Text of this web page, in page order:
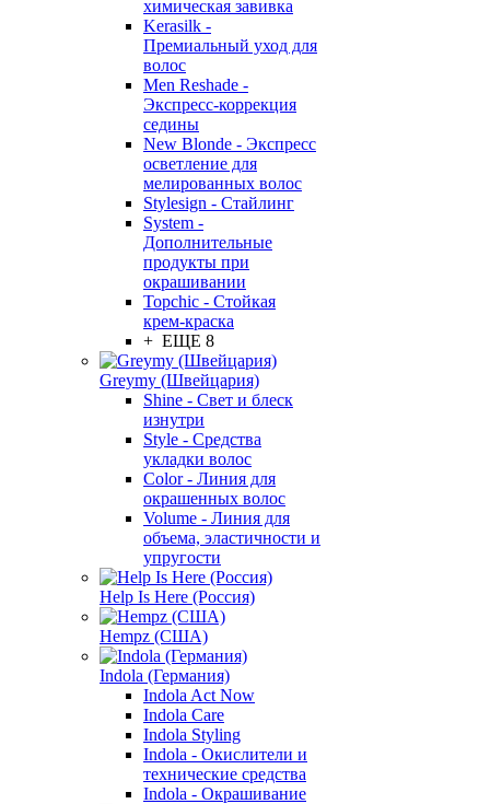
химическая завивка
Kerasilk -
Премиальный уход для
волос
Men Reshade -
Экспресс-коррекция
седины
New Blonde - Экспресс
осветление для
мелированных волос
Stylesign - Стайлинг
System -
Дополнительные
продукты при
окрашивании
Topchic - Стойкая
крем-краска
+ ЕЩЕ 8
Greymy (Швейцария)
Shine - Свет и блеск
изнутри
Style - Средства
укладки волос
Color - Линия для
окрашенных волос
Volume - Линия для
объема, эластичности и
упругости
Help Is Here (Россия)
Hempz (США)
Indola (Германия)
Indola Act Now
Indola Care
Indola Styling
Indola - Окислители и
технические средства
Indola - Окрашивание